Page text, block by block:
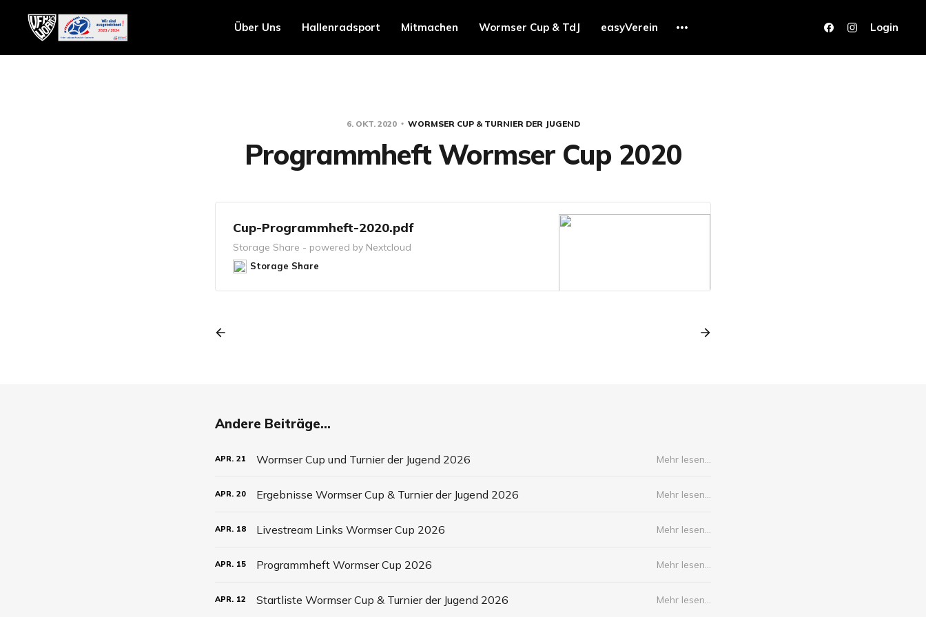
Über Uns Hallenradsport Mitmachen Wormser Cup & TdJ easyVerein Login
6. OKT. 2020 WORMSER CUP & TURNIER DER JUGEND
Programmheft Wormser Cup 2020
Cup-Programmheft-2020.pdf
Storage Share - powered by Nextcloud
Storage Share
Andere Beiträge...
APR. 21 Wormser Cup und Turnier der Jugend 2026 Mehr lesen...
APR. 20 Ergebnisse Wormser Cup & Turnier der Jugend 2026 Mehr lesen...
APR. 18 Livestream Links Wormser Cup 2026 Mehr lesen...
APR. 15 Programmheft Wormser Cup 2026 Mehr lesen...
APR. 12 Startliste Wormser Cup & Turnier der Jugend 2026 Mehr lesen...